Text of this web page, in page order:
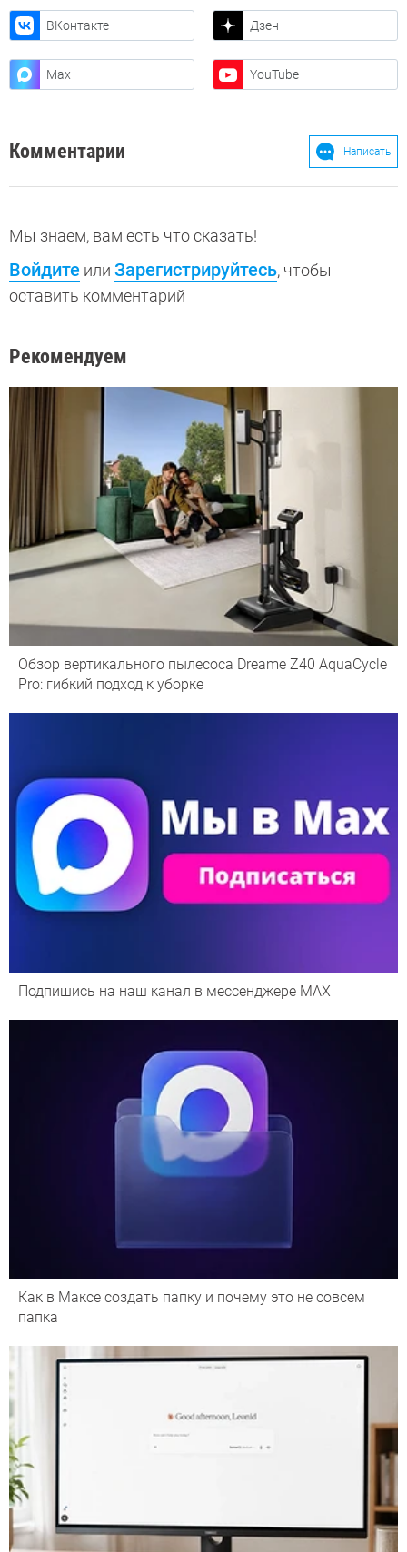
ВКонтакте Дзен
Max YouTube
Комментарии Написать
Мы знаем, вам есть что сказать!
Войдите или Зарегистрируйтесь, чтобы
оставить комментарий
Рекомендуем
Обзор вертикального пылесоса Dreame Z40 AquaCycle
Pro: гибкий подход к уборке
Подпишись на наш канал в мессенджере МАХ
Как в Максе создать папку и почему это не совсем
папка